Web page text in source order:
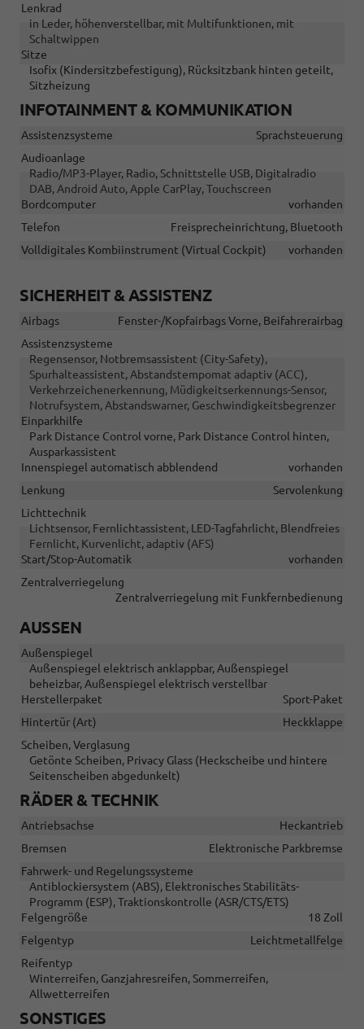
Lenkrad
in Leder, höhenverstellbar, mit Multifunktionen, mit
Schaltwippen
Sitze
Isofix (Kindersitzbefestigung), Rücksitzbank hinten geteilt,
Sitzheizung
INFOTAINMENT & KOMMUNIKATION
Assistenzsysteme
Sprachsteuerung
Audioanlage
Radio/MP3-Player, Radio, Schnittstelle USB, Digitalradio
DAB, Android Auto, Apple CarPlay, Touchscreen
Bordcomputer
vorhanden
Telefon
Freisprecheinrichtung, Bluetooth
Volldigitales Kombiinstrument (Virtual Cockpit)
vorhanden
SICHERHEIT & ASSISTENZ
Airbags
Fenster-/Kopfairbags Vorne, Beifahrerairbag
Assistenzsysteme
Regensensor, Notbremsassistent (City-Safety),
Spurhalteassistent, Abstandstempomat adaptiv (ACC),
Verkehrzeichenerkennung, Müdigkeitserkennungs-Sensor,
Notrufsystem, Abstandswarner, Geschwindigkeitsbegrenzer
Einparkhilfe
Park Distance Control vorne, Park Distance Control hinten,
Ausparkassistent
Innenspiegel automatisch abblendend
vorhanden
Lenkung
Servolenkung
Lichttechnik
Lichtsensor, Fernlichtassistent, LED-Tagfahrlicht, Blendfreies
Fernlicht, Kurvenlicht, adaptiv (AFS)
Start/Stop-Automatik
vorhanden
Zentralverriegelung
Zentralverriegelung mit Funkfernbedienung
AUSSEN
Außenspiegel
Außenspiegel elektrisch anklappbar, Außenspiegel
beheizbar, Außenspiegel elektrisch verstellbar
Herstellerpaket
Sport-Paket
Hintertür (Art)
Heckklappe
Scheiben, Verglasung
Getönte Scheiben, Privacy Glass (Heckscheibe und hintere
Seitenscheiben abgedunkelt)
RÄDER & TECHNIK
Antriebsachse
Heckantrieb
Bremsen
Elektronische Parkbremse
Fahrwerk- und Regelungssysteme
Antiblockiersystem (ABS), Elektronisches Stabilitäts-
Programm (ESP), Traktionskontrolle (ASR/CTS/ETS)
Felgengröße
18 Zoll
Felgentyp
Leichtmetallfelge
Reifentyp
Winterreifen, Ganzjahresreifen, Sommerreifen,
Allwetterreifen
SONSTIGES